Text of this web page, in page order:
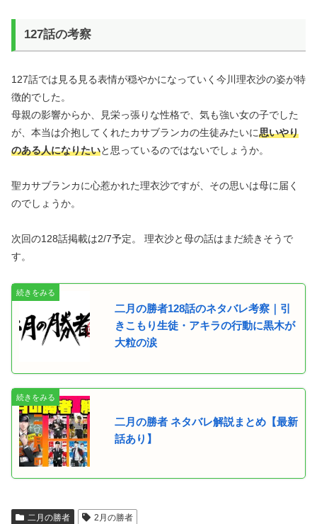
127話の考察
127話では見る見る表情が穏やかになっていく今川理衣沙の姿が特
徴的でした。
母親の影響からか、見栄っ張りな性格で、気も強い女の子でした
が、本当は介抱してくれたカサブランカの生徒みたいに思いやり
のある人になりたいと思っているのではないでしょうか。
聖カサブランカに心惹かれた理衣沙ですが、その思いは母に届く
のでしょうか。
次回の128話掲載は2/7予定。 理衣沙と母の話はまだ続きそうで
す。
二月の勝者128話のネタバレ考察｜引
きこもり生徒・アキラの行動に黒木が
大粒の涙
二月の勝者 ネタバレ解説まとめ【最新
話あり】
二月の勝者 2月の勝者